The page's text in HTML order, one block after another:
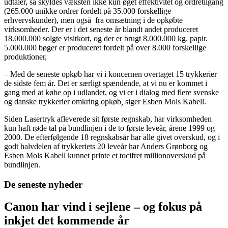
(265.000 unikke ordrer fordelt på 35.000 forskellige
erhvervskunder), men også fra omsætning i de opkøbte
virksomheder. Der er i det seneste år blandt andet produceret
18.000.000 solgte visitkort, og der er brugt 8.000.000 kg. papir.
5.000.000 bøger er produceret fordelt på over 8.000 forskellige
produktioner,
– Med de seneste opkøb har vi i koncernen overtaget 15 trykkerier
de sidste fem år. Det er særligt spændende, at vi nu er kommet i
gang med at købe op i udlandet, og vi er i dialog med flere svenske
og danske trykkerier omkring opkøb siger Esben Mols Kabell.
Siden Lasertryk afleverede sit første regnskab, har virksomheden
kun haft røde tal på bundlinjen i de to første leveår, årene 1999 og
2000. De efterfølgende 18 regnskabsår har alle givet overskud, og i
godt halvdelen af trykkeriets 20 leveår har Anders Grønborg og
Esben Mols Kabell kunnet printe et tocifret millionoverskud på
bundlinjen.
De seneste nyheder
Canon har vind i sejlene – og fokus på
inkjet det kommende år